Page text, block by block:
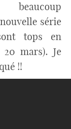
beaucoup
série
tops en
mars). Je
!!